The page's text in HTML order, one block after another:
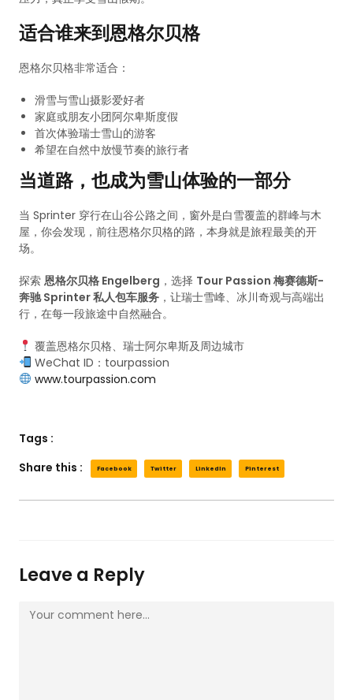
适合谁来到恩格尔贝格
恩格尔贝格非常适合：
滑雪与雪山摄影爱好者
家庭或朋友小团阿尔卑斯度假
首次体验瑞士雪山的游客
希望在自然中放慢节奏的旅行者
当道路，也成为雪山体验的一部分
当 Sprinter 穿行在山谷公路之间，窗外是白雪覆盖的群峰与木
屋，你会发现，前往恩格尔贝格的路，本身就是旅程最美的开
场。
探索 恩格尔贝格 Engelberg ，选择 Tour Passion 梅赛德斯-
奔驰 Sprinter 私人包车服务 ，让瑞士雪峰、冰川奇观与高端出
行，在每一段旅途中自然融合。
覆盖恩格尔贝格、瑞士阿尔卑斯及周边城市
WeChat ID：tourpassion
www.tourpassion.com
Tags :
Share this :
Facebook Twitter LinkedIn Pinterest
Leave a Reply